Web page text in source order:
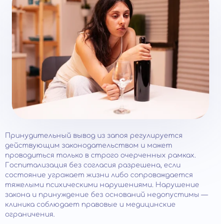
Принудительный вывод из запоя регулируется
действующим законодательством и может
проводиться только в строго очерченных рамках.
Госпитализация без согласия разрешена, если
состояние угрожает жизни либо сопровождается
тяжелыми психическими нарушениями. Нарушение
закона и принуждение без оснований недопустимы —
клиника соблюдает правовые и медицинские
ограничения.